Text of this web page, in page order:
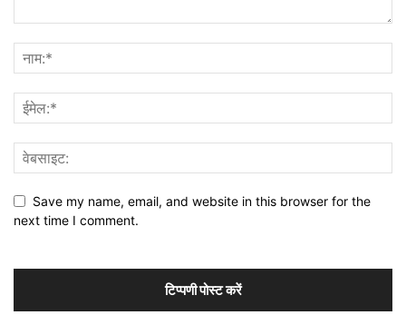
Save my name, email, and website in this browser for the
next time I comment.